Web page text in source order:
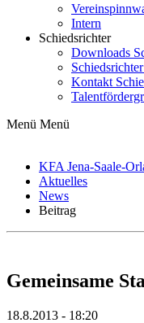
Intern
Schiedsrichter
Downloads
Kontakt
Menü Menü
KFA Jena-Saale-
Aktuelles
News
Beitrag
Gemeinsame
18.8.2013 - 18:20